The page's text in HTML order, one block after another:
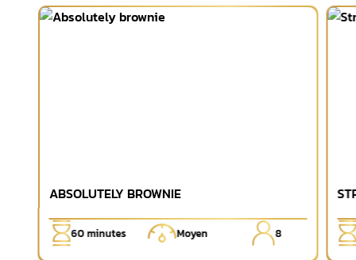
ABSOLUTELY BROWNIE
60 minutes Moyen 8